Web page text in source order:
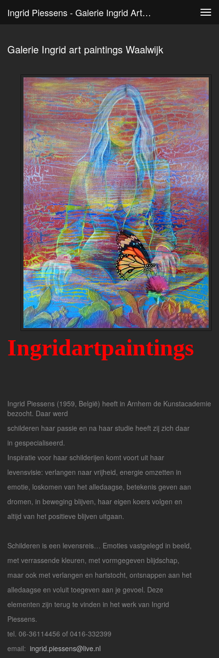
Ingrid Piessens - Galerie Ingrid Art Paintings Waalwijk
Galerie Ingrid art paintings Waalwijk
Ingridartpaintings
Ingrid Piessens (1959, België) heeft in Arnhem de Kunstacademie
bezocht. Daar werd
schilderen haar passie en na haar studie heeft zij zich daar
in gespecialiseerd.
Inspiratie voor haar schilderijen komt voort uit haar
levensvisie: verlangen naar vrijheid, energie omzetten in
emotie, loskomen van het alledaagse, betekenis geven aan
dromen, in beweging blijven, haar eigen koers volgen en
altijd van het positieve blijven uitgaan.
Schilderen is een levensreis… Emoties vastgelegd in beeld,
met verrassende kleuren, met vormgegeven blijdschap,
maar ook met verlangen en hartstocht, ontsnappen aan het
alledaagse en voluit toegeven aan je gevoel. Deze
elementen zijn terug te vinden in het werk van Ingrid
Piessens.
tel. 06-36114456 of 0416-332399
email: ingrid.piessens@live.nl